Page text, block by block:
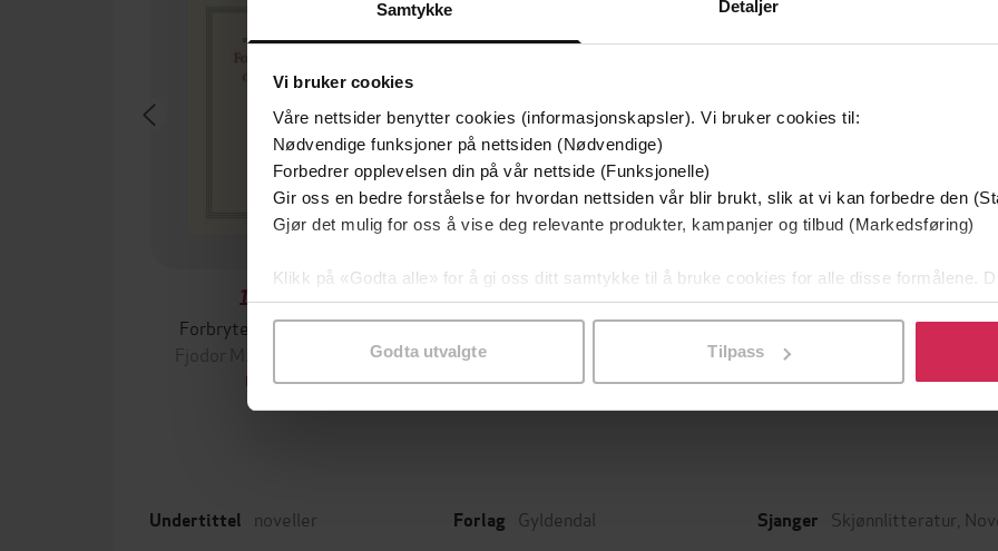
Samtykke Detaljer
Vi bruker cookies
Våre nettsider benytter cookies (informasjonskapsler). Vi bruker cookies til:
Nødvendige funksjoner på nettsiden (Nødvendige)
Forbedrer opplevelsen din på vår nettside (Funksjonelle)
Gir oss en bedre forståelse for hvordan nettsiden vår blir brukt, slik at vi kan forbedre den
Gjør det mulig for oss å vise deg relevante produkter, kampanjer og tilbud (Markedsføring)
Klikk på «Godta alle» for å gi oss ditt samtykke til å bruke cookies for alle disse formålene.
samtykke til spesifikke formål ved å klikke på «Tilpass». Du kan når som helst trekke
Godta utvalgte Tilpass
199,-
Forbrytelse og straff
Fjodor M. Dostojevskij
EBOK
229,-
En av oss
Åsne Seierstad
EBOK
329,-
Fugletribunalet
Agnes Ravatn
EBOK
Undertittel noveller Forlag Gyldendal Sjanger Skjønnlitteratur